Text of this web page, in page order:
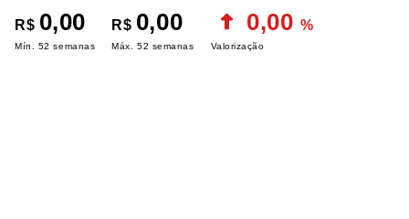
R$ 0,00
Mín. 52 semanas
R$ 0,00
Máx. 52 semanas
0,00 %
Valorização